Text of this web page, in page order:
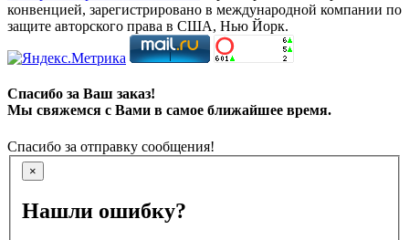
конвенцией, зарегистрировано в международной компании по
защите авторского права в США, Нью Йорк.
Спасибо за Ваш заказ!
Мы свяжемся с Вами в самое ближайшее время.
Спасибо за отправку сообщения!
×
Нашли ошибку?